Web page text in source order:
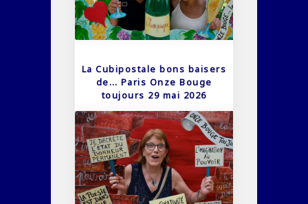
La Cubipostale bons baisers
de… Paris Onze Bouge
toujours 29 mai 2026